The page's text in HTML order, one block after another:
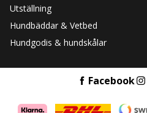
Utställning
Hundbäddar & Vetbed
Hundgodis & hundskålar
Facebook